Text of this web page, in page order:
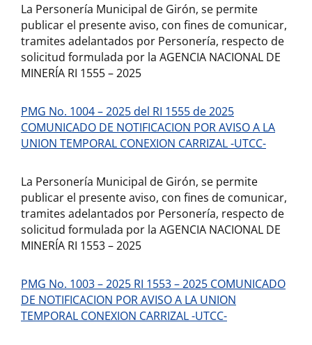
La Personería Municipal de Girón, se permite
publicar el presente aviso, con fines de comunicar,
tramites adelantados por Personería, respecto de
solicitud formulada por la AGENCIA NACIONAL DE
MINERÍA RI 1555 – 2025
PMG No. 1004 – 2025 del RI 1555 de 2025
COMUNICADO DE NOTIFICACION POR AVISO A LA
UNION TEMPORAL CONEXION CARRIZAL -UTCC-
La Personería Municipal de Girón, se permite
publicar el presente aviso, con fines de comunicar,
tramites adelantados por Personería, respecto de
solicitud formulada por la AGENCIA NACIONAL DE
MINERÍA RI 1553 – 2025
PMG No. 1003 – 2025 RI 1553 – 2025 COMUNICADO
DE NOTIFICACION POR AVISO A LA UNION
TEMPORAL CONEXION CARRIZAL -UTCC-